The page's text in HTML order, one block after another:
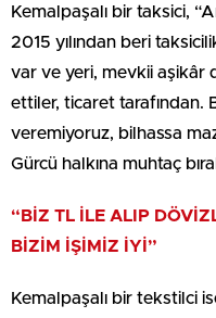
Kemalpaşalı bir taksici,
2015 yılından beri
var ve yeri, mevkii aşikâr
ettiler, ticaret tarafından.
veremiyoruz, bilhassa
Gürcü halkına muhtaç
“BİZ TL İLE ALIP
BİZİM İŞİMİZ İYİ”
Kemalpaşalı bir tekstilci